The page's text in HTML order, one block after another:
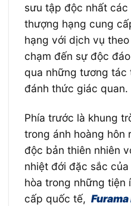
sưu tập độc nhất
thượng hạng cung
hạng với dịch vụ
chạm đến sự độc
qua những tương tác
đánh thức giác quan.
Phía trước là khung
trong ánh hoàng hôn
độc bản thiên nhiên
nhiệt đới đặc sắc
hòa trong những tiện
cấp quốc tế,